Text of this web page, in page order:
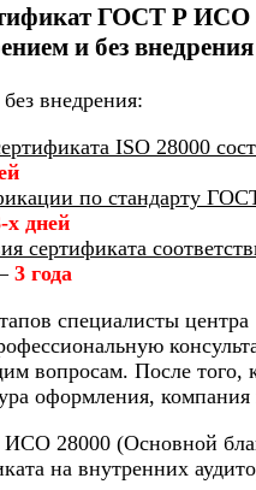
ГОСТ Р ИСО
и без внедрения
внедрения:
ISO 28000
по стандарту
х дней
сертификата
3 года
специалисты центра
вопросам. После того,
оформления, компания
ИСО 28000 (Основной
на внутренних